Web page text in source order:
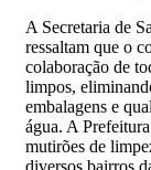
A Secretaria de
ressaltam que o
colaboração de
limpos,
embalagens e
água. A
mutirões de
diversos bairros